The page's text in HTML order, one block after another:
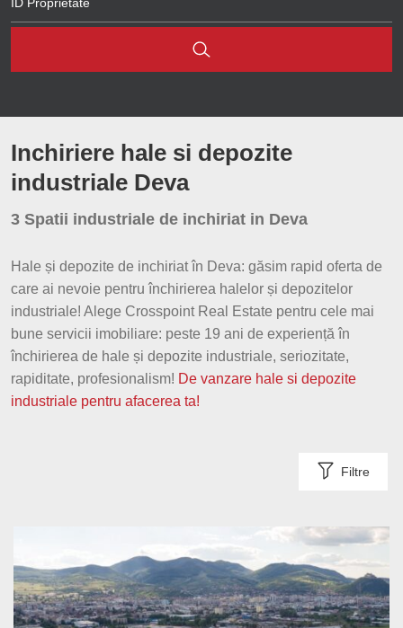
Brasov
Cluj
Iasi
Constanta
Arad
Bacau
Hunedoara
Bihor
Suceava
Satu Mare
Inchiriere hale si depozite
industriale Deva
3 Spatii industriale de inchiriat in Deva
Hale și depozite de inchiriat în Deva: găsim rapid oferta de
care ai nevoie pentru închirierea halelor și depozitelor
industriale! Alege Crosspoint Real Estate pentru cele mai
bune servicii imobiliare: peste 19 ani de experiență în
închirierea de hale și depozite industriale, seriozitate,
rapiditate, profesionalism! De vanzare hale si depozite
industriale pentru afacerea ta!
Filtre